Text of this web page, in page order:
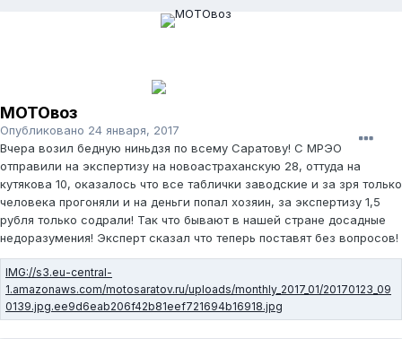
МОТОвоз
Опубликовано 24 января, 2017
Вчера возил бедную ниньдзя по всему Саратову! С МРЭО
отправили на экспертизу на новоастраханскую 28, оттуда на
кутякова 10, оказалось что все таблички заводские и за зря только
человека прогоняли и на деньги попал хозяин, за экспертизу 1,5
рубля только содрали! Так что бывают в нашей стране досадные
недоразумения! Эксперт сказал что теперь поставят без вопросов!